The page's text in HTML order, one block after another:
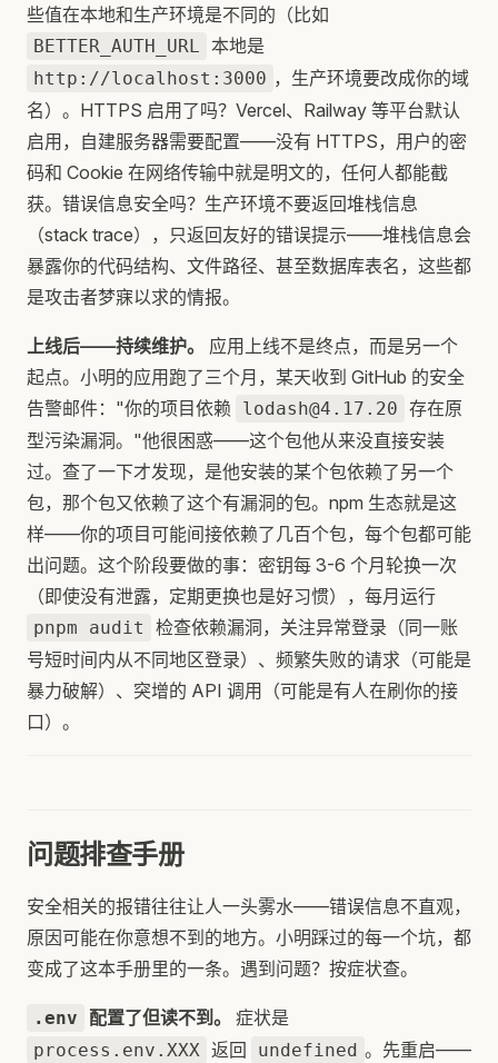
些值在本地和生产环境是不同的（比如
BETTER_AUTH_URL 本地是
http://localhost:3000 ，生产环境要改成你的域
名）。HTTPS 启用了吗？Vercel、Railway 等平台默认
启用，自建服务器需要配置——没有 HTTPS，用户的密
码和 Cookie 在网络传输中就是明文的，任何人都能截
获。错误信息安全吗？生产环境不要返回堆栈信息
（stack trace），只返回友好的错误提示——堆栈信息会
暴露你的代码结构、文件路径、甚至数据库表名，这些都
是攻击者梦寐以求的情报。
上线后——持续维护。
应用上线不是终点，而是另一个
起点。小明的应用跑了三个月，某天收到 GitHub 的安全
告警邮件："你的项目依赖
lodash@4.17.20 存在原
型污染漏洞。"他很困惑——这个包他从来没直接安装
过。查了一下才发现，是他安装的某个包依赖了另一个
包，那个包又依赖了这个有漏洞的包。npm 生态就是这
样——你的项目可能间接依赖了几百个包，每个包都可能
出问题。这个阶段要做的事：密钥每 3-6 个月轮换一次
（即使没有泄露，定期更换也是好习惯），每月运行
pnpm audit
检查依赖漏洞，关注异常登录（同一账
号短时间内从不同地区登录）、频繁失败的请求（可能是
暴力破解）、突增的 API 调用（可能是有人在刷你的接
口）。
问题排查手册
安全相关的报错往往让人一头雾水——错误信息不直观，
原因可能在你意想不到的地方。小明踩过的每一个坑，都
变成了这本手册里的一条。遇到问题？按症状查。
.env 配置了但读不到。 症状是
process.env.XXX 返回 undefined 。先重启——